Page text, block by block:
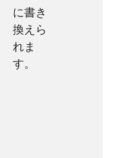
に書き
換えら
れま
す。